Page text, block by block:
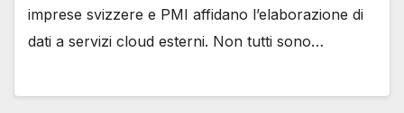
imprese svizzere e PMI affidano l’elaborazione di
dati a servizi cloud esterni. Non tutti sono…